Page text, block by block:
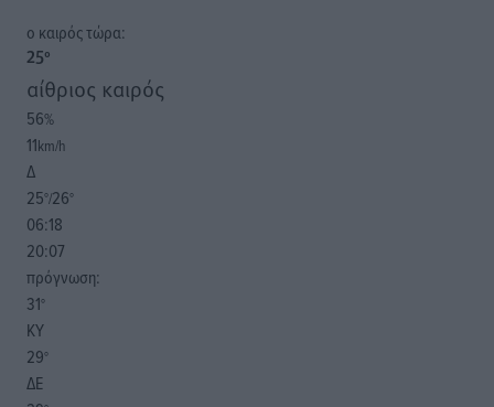
o καιρός τώρα:
25°
αίθριος καιρός
56%
11km/h
Δ
25°/26°
06:18
20:07
πρόγνωση:
31°
ΚΥ
29°
ΔΕ